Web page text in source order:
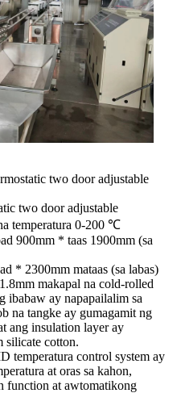
two door adjustable
two door adjustable
temperatura 0-200 ℃
900mm * taas 1900mm (sa
* 2300mm mataas (sa labas)
makapal na cold-rolled
ibabaw ay napapailalim sa
na tangke ay gumagamit ng
ang insulation layer ay
silicate cotton.
temperatura control system ay
at oras sa kahon,
function at awtomatikong